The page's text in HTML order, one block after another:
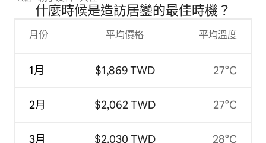
什麼時候是造訪居鑾的最佳時機？
月份
1月
2月
3月
平均價格
$1,869 TWD
$2,062 TWD
$2,030 TWD
平均溫度
27°C
27°C
28°C